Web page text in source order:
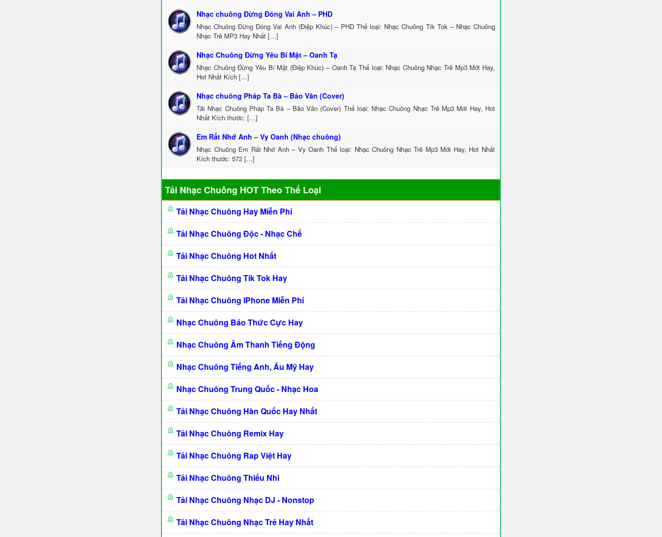
Nhạc chuông Đừng Đóng Vai Anh – PHD
Nhạc Chuông Đừng Đóng Vai Anh (Điệp Khúc) – PHD Thể loại: Nhạc Chuông Tik Tok – Nhạc Chuông
Nhạc Trẻ MP3 Hay Nhất […]
Nhạc Chuông Đừng Yêu Bí Mật – Oanh Tạ
Nhạc Chuông Đừng Yêu Bí Mật (Điệp Khúc) – Oanh Tạ Thể loại: Nhạc Chuông Nhạc Trẻ Mp3 Mới Hay,
Hot Nhất Kích […]
Nhạc chuông Pháp Ta Bà – Bảo Vân (Cover)
Tải Nhạc Chuông Pháp Ta Bà – Bảo Vân (Cover) Thể loại: Nhạc Chuông Nhạc Trẻ Mp3 Mới Hay, Hot
Nhất Kích thước: […]
Em Rất Nhớ Anh – Vy Oanh (Nhạc chuông)
Nhạc Chuông Em Rất Nhớ Anh – Vy Oanh Thể loại: Nhạc Chuông Nhạc Trẻ Mp3 Mới Hay, Hot Nhất
Kích thước: 572 […]
Tải Nhạc Chuông HOT Theo Thể Loại
Tải Nhạc Chuông Hay Miễn Phí
Tải Nhạc Chuông Độc - Nhạc Chế
Tải Nhạc Chuông Hot Nhất
Tải Nhạc Chuông Tik Tok Hay
Tải Nhạc Chuông IPhone Miễn Phí
Nhạc Chuông Báo Thức Cực Hay
Nhạc Chuông Âm Thanh Tiếng Động
Nhạc Chuông Tiếng Anh, Âu Mỹ Hay
Nhạc Chuông Trung Quốc - Nhạc Hoa
Tải Nhạc Chuông Hàn Quốc Hay Nhất
Tải Nhạc Chuông Remix Hay
Tải Nhạc Chuông Rap Việt Hay
Tải Nhạc Chuông Thiếu Nhi
Tải Nhạc Chuông Nhạc DJ - Nonstop
Tải Nhạc Chuông Nhạc Trẻ Hay Nhất